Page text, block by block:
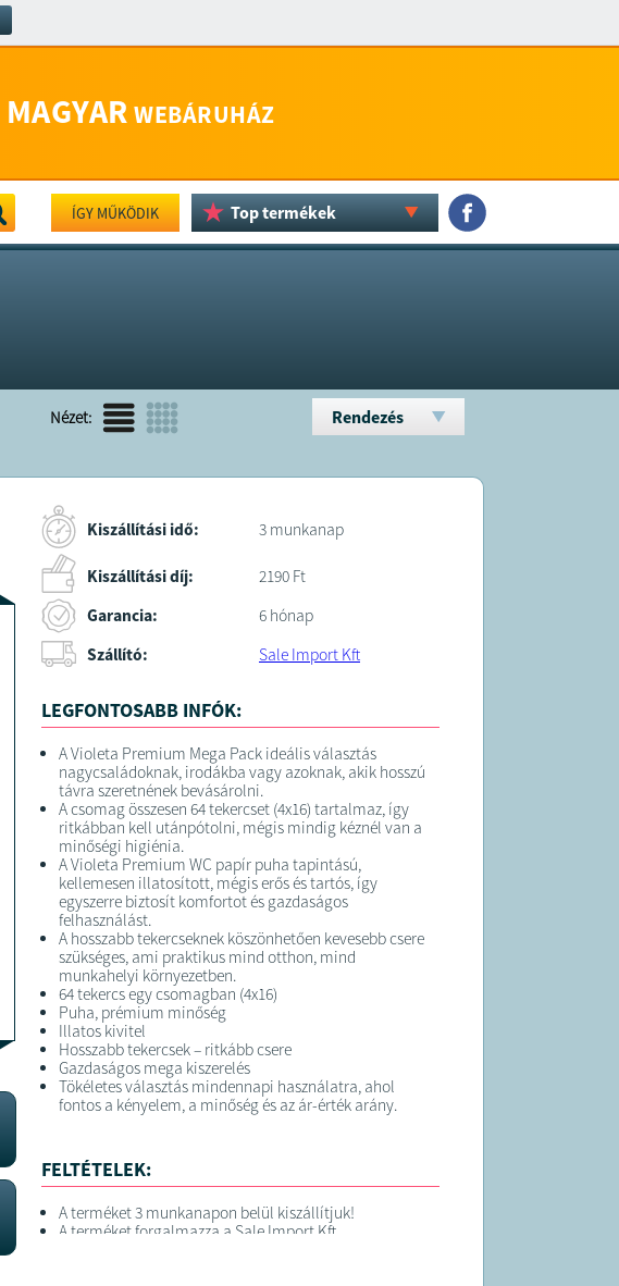
MAGYAR WEBÁRUHÁZ
ÍGY MŰKÖDIK Top termékek
Nézet: Rendezés
Kiszállítási idő: 3 munkanap
Kiszállítási díj:
2190 Ft
Garancia:
6 hónap
Szállító:
Sale Import Kft
LEGFONTOSABB INFÓK:
A Violeta Premium Mega Pack ideális választás
nagycsaládoknak, irodákba vagy azoknak, akik hosszú
távra szeretnének bevásárolni.
A csomag összesen 64 tekercset (4x16) tartalmaz, így
ritkábban kell utánpótolni, mégis mindig kéznél van a
minőségi higiénia.
A Violeta Premium WC papír puha tapintású,
kellemesen illatosított, mégis erős és tartós, így
egyszerre biztosít komfortot és gazdaságos
felhasználást.
A hosszabb tekercseknek köszönhetően kevesebb csere
szükséges, ami praktikus mind otthon, mind
munkahelyi környezetben.
64 tekercs egy csomagban (4x16)
Puha, prémium minőség
Illatos kivitel
Hosszabb tekercsek – ritkább csere
Gazdaságos mega kiszerelés
Tökéletes választás mindennapi használatra, ahol
fontos a kényelem, a minőség és az ár-érték arány.
FELTÉTELEK:
A terméket 3 munkanapon belül kiszállítjuk!
A terméket forgalmazza a Sale Import Kft.